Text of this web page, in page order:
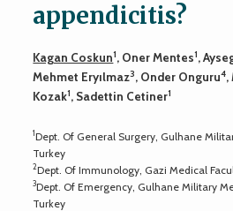
appendicitis?
Kagan Coskun1, Oner Mentes1,
Mehmet Eryılmaz3, Onder Onguru4,
Kozak1, Sadettin Cetiner1
1Dept. Of General Surgery, Gulhane
Turkey
2Dept. Of Immunology, Gazi Medical
3Dept. Of Emergency, Gulhane Military
Turkey